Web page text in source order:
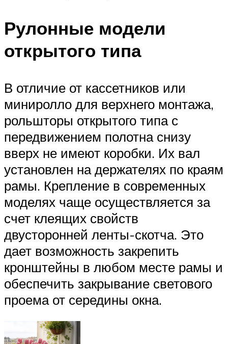
Рулонные модели
открытого типа
В отличие от кассетников или
миниролло для верхнего монтажа,
рольшторы открытого типа с
передвижением полотна снизу
вверх не имеют коробки. Их вал
установлен на держателях по краям
рамы. Крепление в современных
моделях чаще осуществляется за
счет клеящих свойств
двусторонней ленты-скотча. Это
дает возможность закрепить
кронштейны в любом месте рамы и
обеспечить закрывание светового
проема от середины окна.